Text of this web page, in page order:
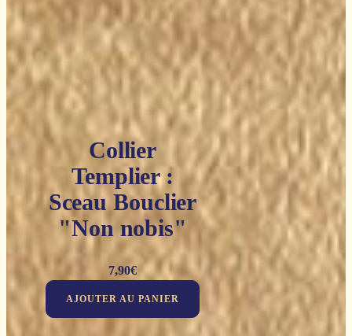
Collier
Templier :
Sceau Bouclier
"Non nobis"
7,90€
AJOUTER AU PANIER